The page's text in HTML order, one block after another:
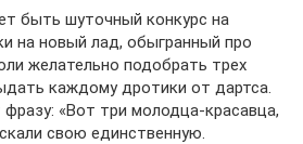
быть шуточный конкурс на
на новый лад, обыгранный про
желательно подобрать трех
каждому дротики от дартса.
«Вот три молодца-красавца,
свою единственную.